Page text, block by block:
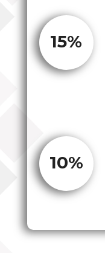
15%
10%